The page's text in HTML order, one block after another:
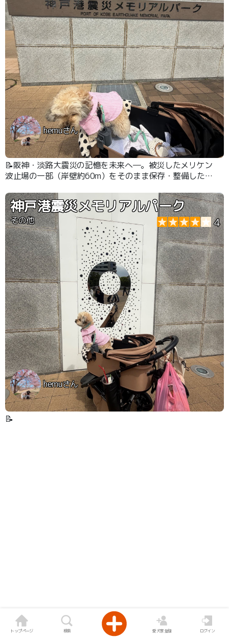
hemuさん
📝阪神・淡路大震災の記憶を未来へ―。被災したメリケン
波止場の一部（岸壁約60m）をそのまま保存・整備した
けれます。 となりに芝生もありお散歩できます。
神戸港震災メモリアルパーク
その他 4
hemuさん
📝
トップページ 検索 愛犬家登録 ログイン